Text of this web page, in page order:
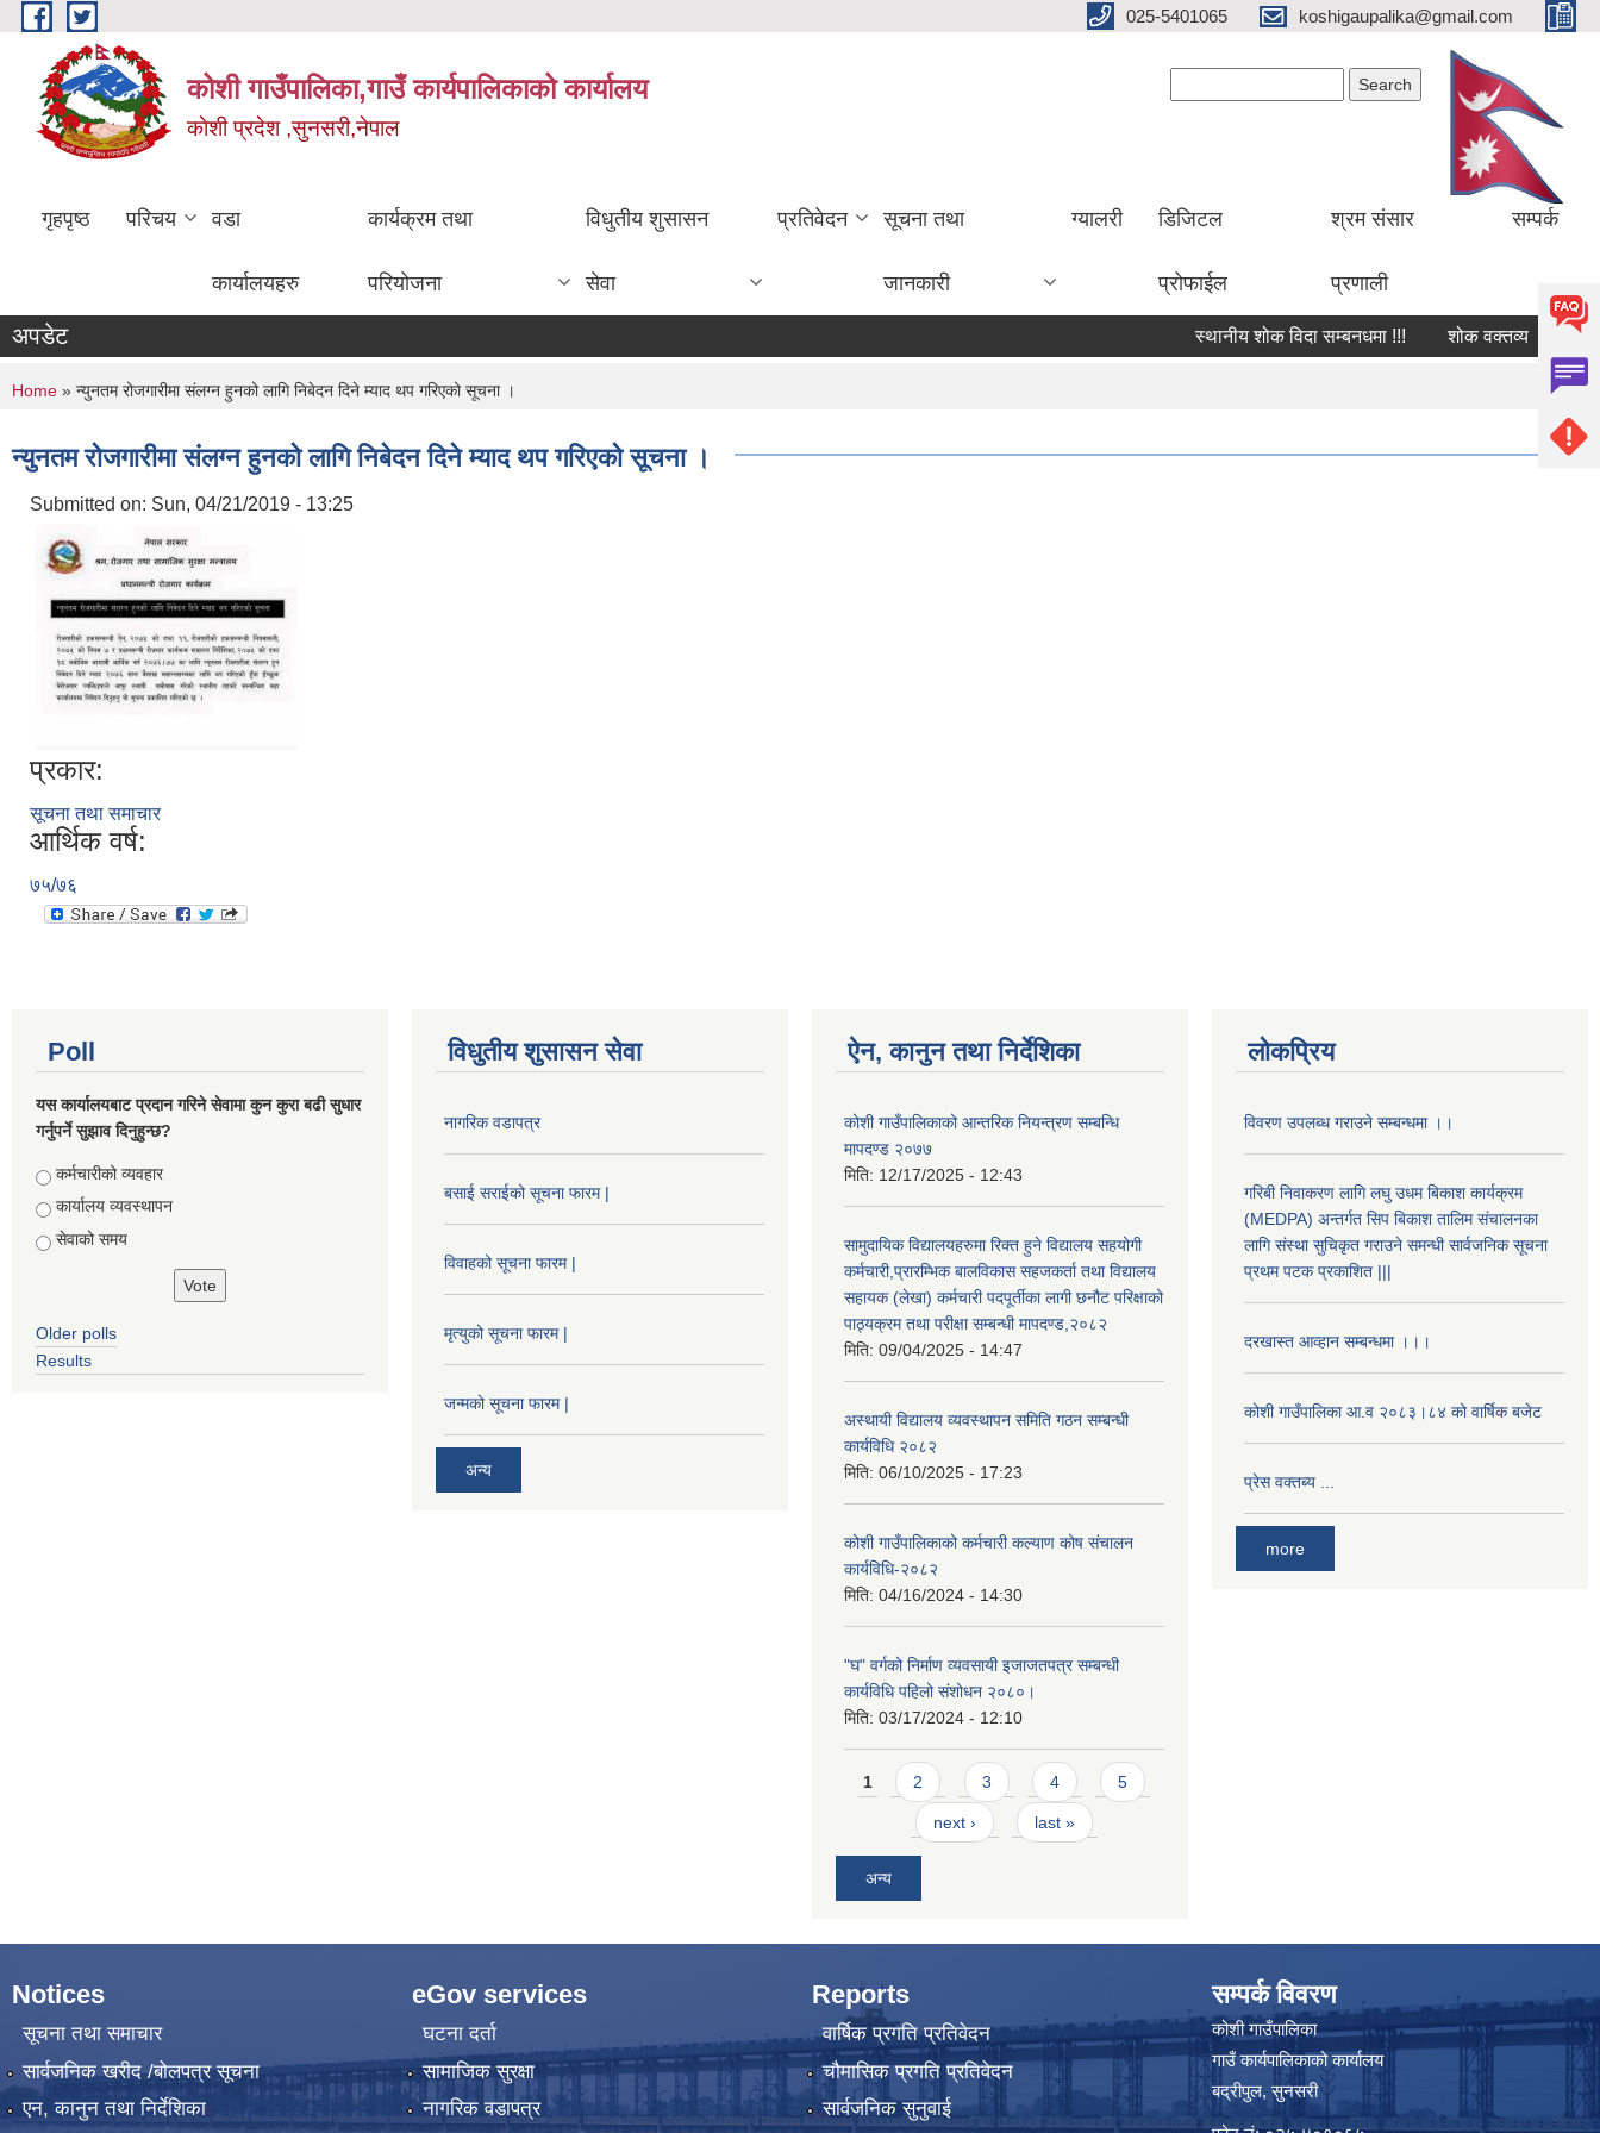
Skip to main content 025-5401065 koshigaupalika@gmail.com
कोशी गाउँपालिका,गाउँ कार्यपालिकाको कार्यालय
काेशी प्रदेश ,सुनसरी,नेपाल
गृहपृष्ठ परिचय वडा
कार्यालयहरु
कार्यक्रम तथा
परियोजना
विधुतीय शुसासन
सेवा
प्रतिवेदन सूचना तथा
जानकारी
ग्यालरी डिजिटल
प्रोफाईल
श्रम संसार
प्रणाली
सम्पर्क
अपडेट स्थानीय शोक विदा सम्बनधमा !!! शोक वक्तव्य
You are here
Home » न्युनतम रोजगारीमा संलग्न हुनको लागि निबेदन दिने म्याद थप गरिएको सूचना ।
न्युनतम रोजगारीमा संलग्न हुनको लागि निबेदन दिने म्याद थप गरिएको सूचना ।
Submitted on: Sun, 04/21/2019 - 13:25
प्रकार:
सूचना तथा समाचार
आर्थिक वर्ष:
७५/७६
Poll
यस कार्यालयबाट प्रदान गरिने सेवामा कुन कुरा बढी सुधार
गर्नुपर्ने सुझाव दिनुहुन्छ?
Choices
कर्मचारीको व्यवहार
कार्यालय व्यवस्थापन
सेवाको समय
Older polls
Results
विधुतीय शुसासन सेवा
नागरिक वडापत्र
बसाई सराईको सूचना फारम |
विवाहको सूचना फारम |
मृत्युको सूचना फारम |
जन्मको सूचना फारम |
अन्य
ऐन, कानुन तथा निर्देशिका
कोशी गाउँपालिकाको आन्तरिक नियन्त्रण सम्बन्धि
मापदण्ड २०७७
मिति: 12/17/2025 - 12:43
सामुदायिक विद्यालयहरुमा रिक्त हुने विद्यालय सहयोगी
कर्मचारी,प्रारम्भिक बालविकास सहजकर्ता तथा विद्यालय
सहायक (लेखा) कर्मचारी पदपूर्तीका लागी छनौट परिक्षाको
पाठ्यक्रम तथा परीक्षा सम्बन्धी मापदण्ड,२०८२
मिति: 09/04/2025 - 14:47
अस्थायी विद्यालय व्यवस्थापन समिति गठन सम्बन्धी
कार्यविधि २०८२
मिति: 06/10/2025 - 17:23
कोशी गाउँपालिकाको कर्मचारी कल्याण कोष संचालन
कार्यविधि-२०८२
मिति: 04/16/2024 - 14:30
"घ" वर्गको निर्माण व्यवसायी इजाजतपत्र सम्बन्धी
कार्यविधि पहिलो संशोधन २०८०।
मिति: 03/17/2024 - 12:10
Pages
1 2 3 4 5
next › last »
अन्य
लोकप्रिय
विवरण उपलब्ध गराउने सम्बन्धमा ।।
गरिबी निवाकरण लागि लघु उधम बिकाश कार्यक्रम
(MEDPA) अन्तर्गत सिप बिकाश तालिम संचालनका
लागि संस्था सुचिकृत गराउने समन्धी सार्वजनिक सूचना
प्रथम पटक प्रकाशित |||
दरखास्त आव्हान सम्बन्धमा ।।।
कोशी गाउँपालिका आ.व २०८३।८४ को वार्षिक बजेट
प्रेस वक्तब्य ...
more
Notices
सूचना तथा समाचार
सार्वजनिक खरीद /बोलपत्र सूचना
एन, कानुन तथा निर्देशिका
eGov services
घटना दर्ता
सामाजिक सुरक्षा
नागरिक वडापत्र
Reports
वार्षिक प्रगति प्रतिवेदन
चौमासिक प्रगति प्रतिवेदन
सार्वजनिक सुनुवाई
सम्पर्क विवरण
कोशी गाउँपालिका
गाउँ कार्यपालिकाको कार्यालय
बद्रीपुल, सुनसरी